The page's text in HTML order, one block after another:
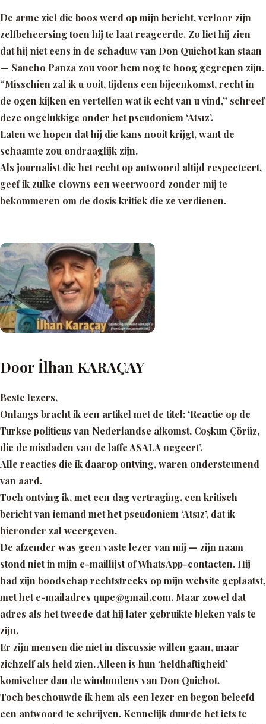
De arme ziel die boos werd op mijn bericht, verloor zijn
zelfbeheersing toen hij te laat reageerde. Zo liet hij zien
dat hij niet eens in de schaduw van Don Quichot kan staan
— Sancho Panza zou voor hem nog te hoog gegrepen zijn.
“Misschien zal ik u ooit, tijdens een bijeenkomst, recht in
de ogen kijken en vertellen wat ik echt van u vind,” schreef
deze ongelukkige onder het pseudoniem ‘Atsız’.
Laten we hopen dat hij die kans nooit krijgt, want de
schaamte zou ondraaglijk zijn.
Als journalist die het recht op antwoord altijd respecteert,
geef ik zulke clowns een weerwoord zonder mij te
bekommeren om de dosis kritiek die ze verdienen.
Door İlhan KARAÇAY
Beste lezers,
Onlangs bracht ik een artikel met de titel: ‘Reactie op de
Turkse politicus van Nederlandse afkomst, Coşkun Çörüz,
die de misdaden van de laffe ASALA negeert’.
Alle reacties die ik daarop ontving, waren ondersteunend
van aard.
Toch ontving ik, met een dag vertraging, een kritisch
bericht van iemand met het pseudoniem ‘Atsız’, dat ik
hieronder zal weergeven.
De afzender was geen vaste lezer van mij — zijn naam
stond niet in mijn e-maillijst of WhatsApp-contacten. Hij
had zijn boodschap rechtstreeks op mijn website geplaatst,
met het e-mailadres qupe@gmail.com. Maar zowel dat
adres als het tweede dat hij later gebruikte bleken vals te
zijn.
Er zijn mensen die niet in discussie willen gaan, maar
zichzelf als held zien. Alleen is hun ‘heldhaftigheid’
komischer dan de windmolens van Don Quichot.
Toch beschouwde ik hem als een lezer en begon beleefd
een antwoord te schrijven. Kennelijk duurde het iets te